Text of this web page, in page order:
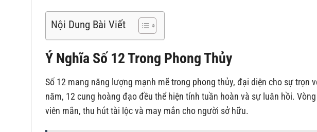
Nội Dung Bài Viết
Ý Nghĩa Số 12 Trong Phong Thủy
Số 12 mang năng lượng mạnh mẽ trong phong thủy, đại diện cho sự trọn
năm, 12 cung hoàng đạo đều thể hiện tính tuần hoàn và sự luân hồi.
viên mãn, thu hút tài lộc và may mắn cho người sở hữu.